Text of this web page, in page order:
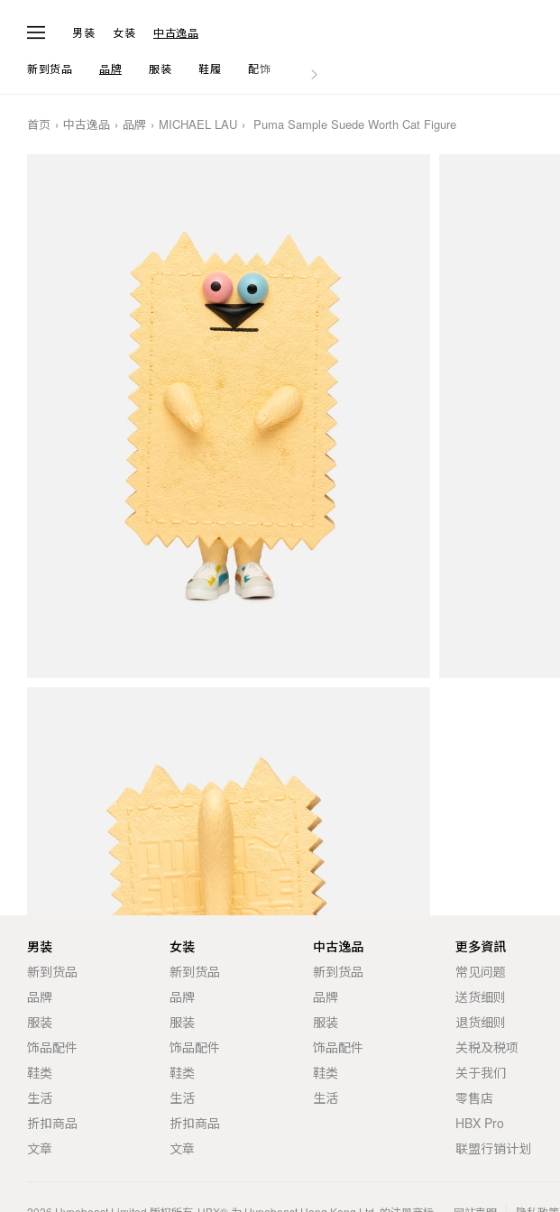
男装 女装 中古逸品
新到货品 品牌 服装 鞋履 配饰 生活
首页 中古逸品 品牌 MICHAEL LAU Puma Sample Suede Worth Cat Figure
男装
新到货品
品牌
服装
饰品配件
鞋类
生活
折扣商品
文章
女装
新到货品
品牌
服装
饰品配件
鞋类
生活
折扣商品
文章
中古逸品
新到货品
品牌
服装
饰品配件
鞋类
生活
更多資訊
常见问题
送货细则
退货细则
关税及税项
关于我们
零售店
HBX Pro
联盟行销计划